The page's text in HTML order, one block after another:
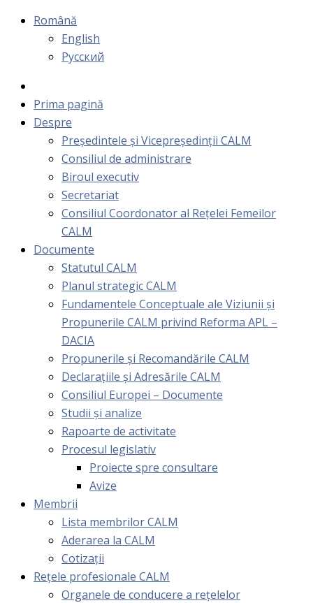
Română
English
Русский
Prima pagină
Despre
Președintele și Vicepreședinții CALM
Consiliul de administrare
Biroul executiv
Secretariat
Consiliul Coordonator al Rețelei Femeilor
CALM
Documente
Statutul CALM
Planul strategic CALM
Fundamentele Conceptuale ale Viziunii și
Propunerile CALM privind Reforma APL –
DACIA
Propunerile și Recomandările CALM
Declarațiile și Adresările CALM
Consiliul Europei – Documente
Studii și analize
Rapoarte de activitate
Procesul legislativ
Proiecte spre consultare
Avize
Membrii
Lista membrilor CALM
Aderarea la CALM
Cotizaţii
Rețele profesionale CALM
Organele de conducere a rețelelor